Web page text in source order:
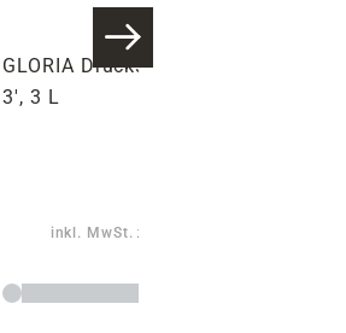
GLORIA Drucksprüher 'Prima
3', 3 L
inkl. MwSt.zzgl. Versandkosten